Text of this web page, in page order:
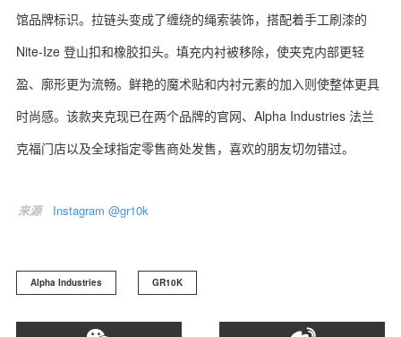
馆品牌标识。拉链头变成了缠绕的绳索装饰，搭配着手工刷漆的
Nite-Ize 登山扣和橡胶扣头。填充内衬被移除，使夹克内部更轻
盈、廓形更为流畅。鲜艳的魔术贴和内衬元素的加入则使整体更具
时尚感。该款夹克现已在两个品牌的官网、Alpha Industries 法兰
克福门店以及全球指定零售商处发售，喜欢的朋友切勿错过。
来源 Instagram @gr10k
Alpha Industries GR10K